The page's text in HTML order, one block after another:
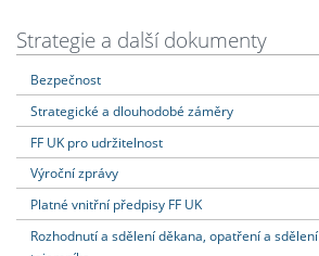
Dozvědět se více
Podat přihlášku
Dozvědět se více
Dozvědět se více
Dozvědět se více
Strategie a další dokumenty
Bezpečnost
Strategické a dlouhodobé záměry
FF UK pro udržitelnost
Výroční zprávy
Platné vnitřní předpisy FF UK
Rozhodnutí a sdělení děkana, opatření a sdělení